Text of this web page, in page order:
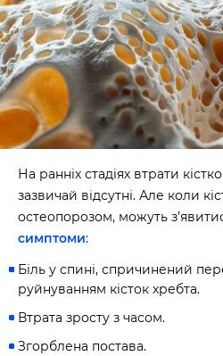
На ранніх стадіях втрати
зазвичай відсутні. Але коли
остеопорозом, можуть
симптоми:
Біль у спині, спричинений
руйнуванням кісток хребта.
Втрата зросту з часом.
Згорблена постава.